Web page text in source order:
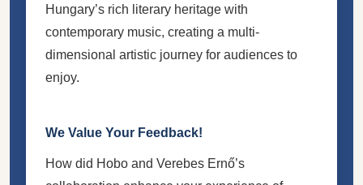
Hungary’s rich literary heritage with
contemporary music, creating a multi-
dimensional artistic journey for audiences to
enjoy.
We Value Your Feedback!
How did Hobo and Verebes Ernő’s